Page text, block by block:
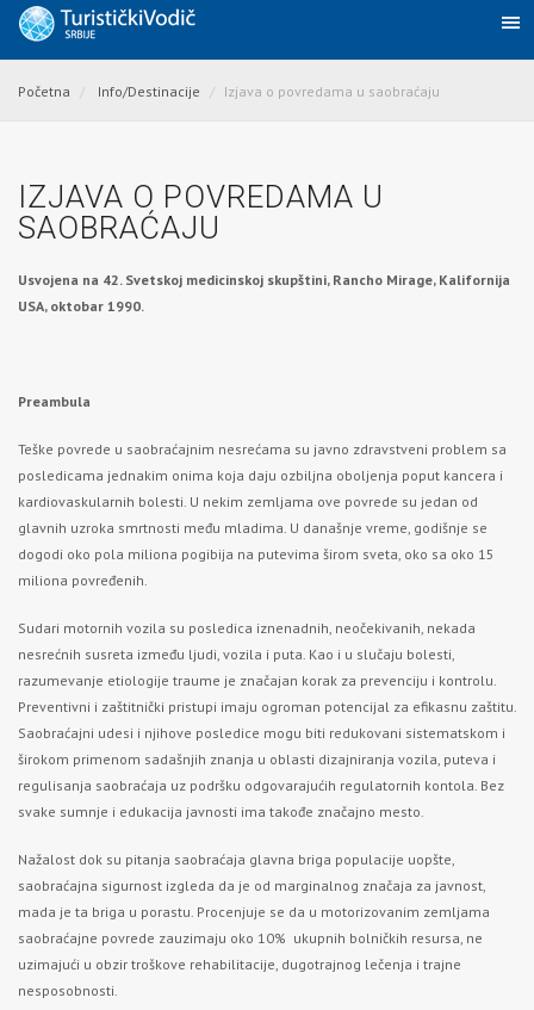
Početna Info/Destinacije Izjava o povredama u saobraćaju
IZJAVA O POVREDAMA U
SAOBRAĆAJU
Usvojena na 42. Svetskoj medicinskoj skupštini, Rancho Mirage, Kalifornija
USA, oktobar 1990.
Preambula
Teške povrede u saobraćajnim nesrećama su javno zdravstveni problem sa
posledicama jednakim onima koja daju ozbiljna oboljenja poput kancera i
kardiovaskularnih bolesti. U nekim zemljama ove povrede su jedan od
glavnih uzroka smrtnosti među mladima. U današnje vreme, godišnje se
dogodi oko pola miliona pogibija na putevima širom sveta, oko sa oko 15
miliona povređenih.
Sudari motornih vozila su posledica iznenadnih, neočekivanih, nekada
nesrećnih susreta između ljudi, vozila i puta. Kao i u slučaju bolesti,
razumevanje etiologije traume je značajan korak za prevenciju i kontrolu.
Preventivni i zaštitnički pristupi imaju ogroman potencijal za efikasnu zaštitu.
Saobraćajni udesi i njihove posledice mogu biti redukovani sistematskom i
širokom primenom sadašnjih znanja u oblasti dizajniranja vozila, puteva i
regulisanja saobraćaja uz podršku odgovarajućih regulatornih kontola. Bez
svake sumnje i edukacija javnosti ima takođe značajno mesto.
Nažalost dok su pitanja saobraćaja glavna briga populacije uopšte,
saobraćajna sigurnost izgleda da je od marginalnog značaja za javnost,
mada je ta briga u porastu. Procenjuje se da u motorizovanim zemljama
saobraćajne povrede zauzimaju oko 10% ukupnih bolničkih resursa, ne
uzimajući u obzir troškove rehabilitacije, dugotrajnog lečenja i trajne
nesposobnosti.